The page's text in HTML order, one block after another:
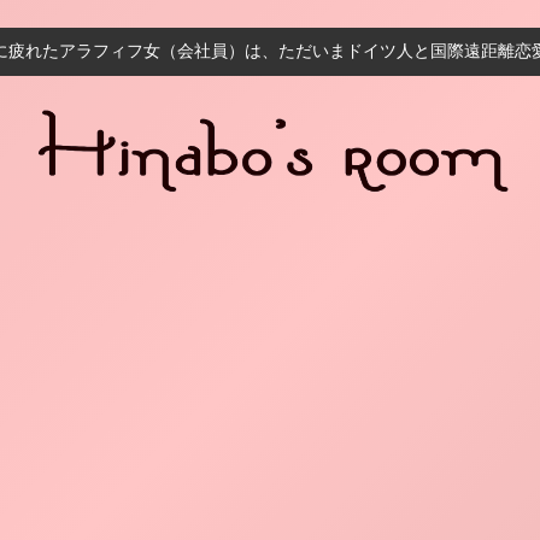
疲れたアラフィフ女（会社員）は、ただいまドイツ人と国際遠距離恋